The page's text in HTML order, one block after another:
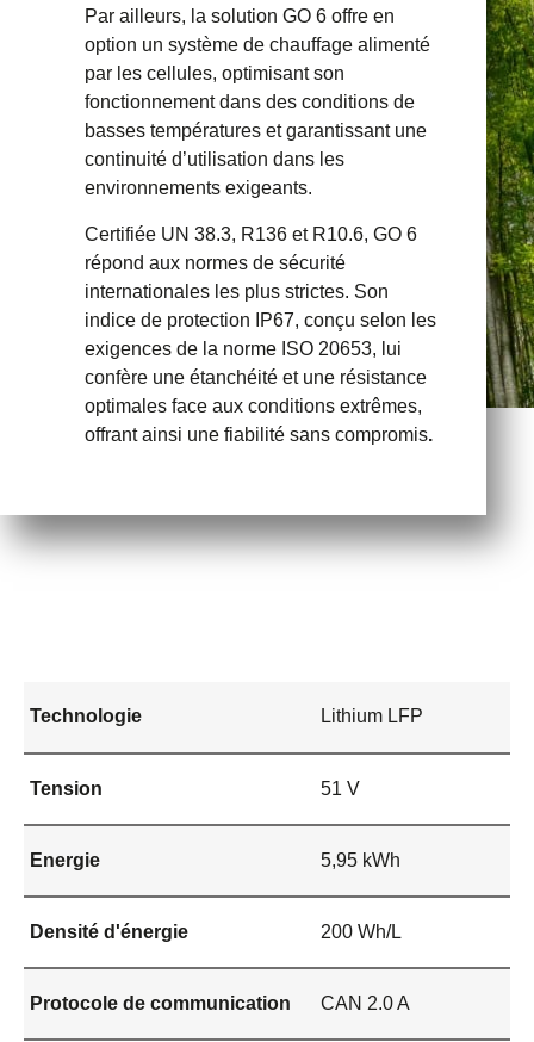
Par ailleurs, la solution GO 6 offre en
option un système de chauffage alimenté
par les cellules, optimisant son
fonctionnement dans des conditions de
basses températures et garantissant une
continuité d’utilisation dans les
environnements exigeants.
Certifiée UN 38.3, R136 et R10.6, GO 6
répond aux normes de sécurité
internationales les plus strictes. Son
indice de protection IP67, conçu selon les
exigences de la norme ISO 20653, lui
confère une étanchéité et une résistance
optimales face aux conditions extrêmes,
offrant ainsi une fiabilité sans compromis.
Technologie Lithium LFP
Tension 51 V
Energie 5,95 kWh
Densité d'énergie 200 Wh/L
Protocole de communication CAN 2.0 A